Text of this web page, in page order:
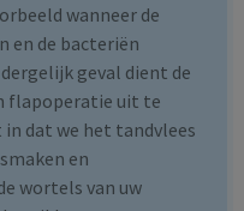
wanneer de
en de bacteriën
geval dient de
flapoperatie uit te
dat we het tandvlees
en
wortels van uw